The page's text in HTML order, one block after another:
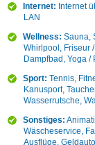
Internet: Internet
LAN
Wellness: Sauna,
Whirlpool, Friseur
Dampfbad, Yoga /
Sport: Tennis,
Kanusport,
Wasserrutsche,
Sonstiges:
Wäscheservice,
Ausflüge,